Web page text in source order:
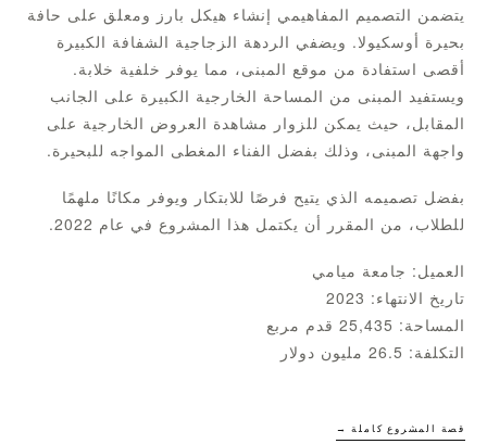
يتضمن التصميم المفاهيمي إنشاء هيكل بارز ومعلق على حافة
بحيرة أوسكيولا. ويضفي الردهة الزجاجية الشفافة الكبيرة
أقصى استفادة من موقع المبنى، مما يوفر خلفية خلابة.
ويستفيد المبنى من المساحة الخارجية الكبيرة على الجانب
المقابل، حيث يمكن للزوار مشاهدة العروض الخارجية على
واجهة المبنى، وذلك بفضل الفناء المغطى المواجه للبحيرة.
بفضل تصميمه الذي يتيح فرصًا للابتكار ويوفر مكانًا ملهمًا
للطلاب، من المقرر أن يكتمل هذا المشروع في عام 2022.
العميل: جامعة ميامي
تاريخ الانتهاء: 2023
المساحة: 25,435 قدم مربع
التكلفة: 26.5 مليون دولار
قصة المشروع كاملة →